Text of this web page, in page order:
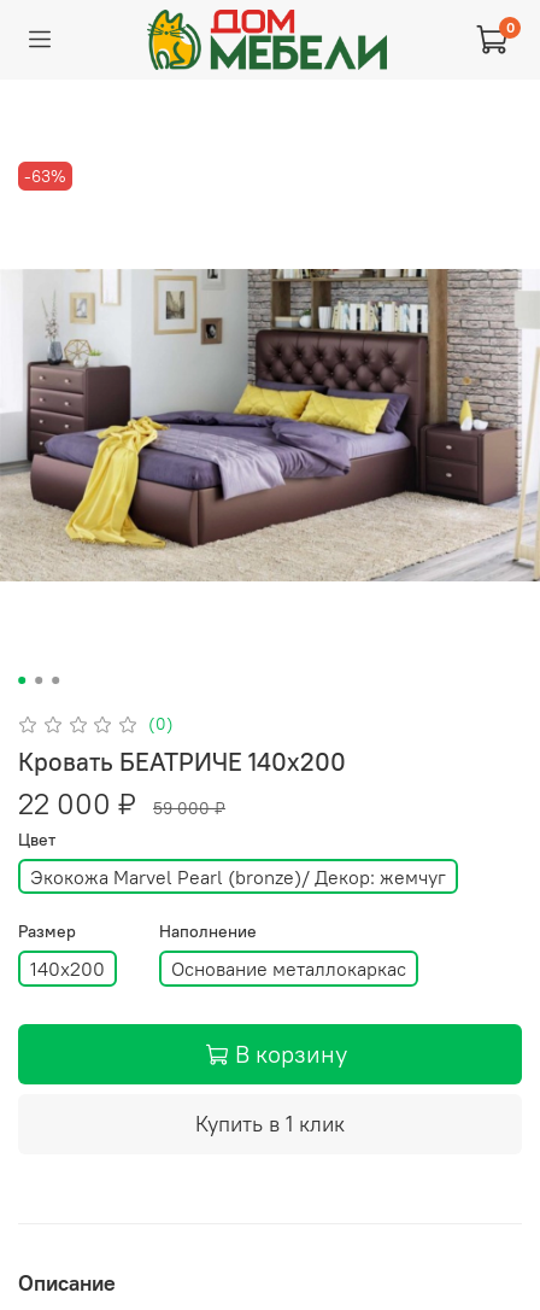
0
-63%
(0)
Кровать БЕАТРИЧЕ 140х200
22 000 ₽
59 000 ₽
Цвет
Экокожа Marvel Pearl (bronze)/ Декор: жемчуг
Размер
140х200
Наполнение
Основание металлокаркас
В корзину
Купить в 1 клик
Описание